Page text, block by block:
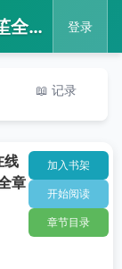
📖 笙笙不惜往日贺知笙笙笙全集在线阅读_贺知笙笙笙笙笙不惜往日全章节笔趣阁小说在线阅读 登录
📖 记录
线
章
加入书架
开始阅读
章节目录